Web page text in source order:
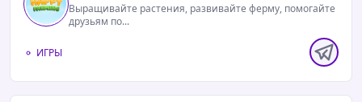
Выращивайте растения, развивайте ферму, помогайте
друзьям по...
ИГРЫ